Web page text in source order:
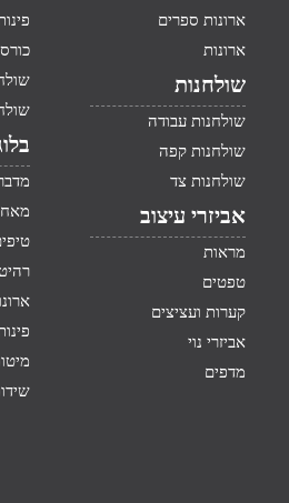
ארונות ספרים
ארונות
שולחנות
שולחנות עבודה
שולחנות קפה
שולחנות צד
אביזרי עיצוב
מראות
טפטים
קערות ועציצים
אביזרי נוי
מדפים